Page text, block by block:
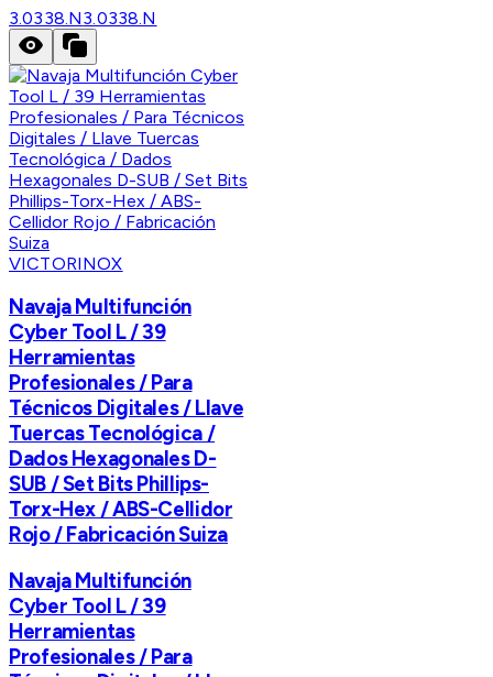
3.0338.N3.0338.N
VICTORINOX
Navaja Multifunción
Cyber Tool L / 39
Herramientas
Profesionales / Para
Técnicos Digitales / Llave
Tuercas Tecnológica /
Dados Hexagonales D-
SUB / Set Bits Phillips-
Torx-Hex / ABS-Cellidor
Rojo / Fabricación Suiza
Navaja Multifunción
Cyber Tool L / 39
Herramientas
Profesionales / Para